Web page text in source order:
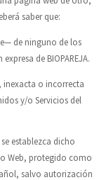
saber que:
de ninguno de los
expresa de BIOPAREJA.
inexacta o incorrecta
y/o Servicios del
establezca dicho
Web, protegido como
salvo autorización